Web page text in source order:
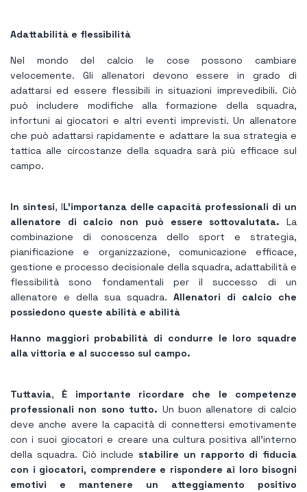
Adattabilità e flessibilità
Nel mondo del calcio le cose possono cambiare
velocemente. Gli allenatori devono essere in grado di
adattarsi ed essere flessibili in situazioni imprevedibili. Ciò
può includere modifiche alla formazione della squadra,
infortuni ai giocatori e altri eventi imprevisti. Un allenatore
che può adattarsi rapidamente e adattare la sua strategia e
tattica alle circostanze della squadra sarà più efficace sul
campo.
In sintesi, lL’importanza delle capacità professionali di un
allenatore di calcio non può essere sottovalutata. La
combinazione di conoscenza dello sport e strategia,
pianificazione e organizzazione, comunicazione efficace,
gestione e processo decisionale della squadra, adattabilità e
flessibilità sono fondamentali per il successo di un
allenatore e della sua squadra. Allenatori di calcio che
possiedono queste abilità e abilità
Hanno maggiori probabilità di condurre le loro squadre
alla vittoria e al successo sul campo.
Tuttavia, È importante ricordare che le competenze
professionali non sono tutto. Un buon allenatore di calcio
deve anche avere la capacità di connettersi emotivamente
con i suoi giocatori e creare una cultura positiva all’interno
della squadra. Ciò include stabilire un rapporto di fiducia
con i giocatori, comprendere e rispondere ai loro bisogni
emotivi e mantenere un atteggiamento positivo